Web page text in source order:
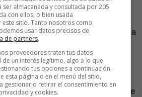
es una referencia razonable.
Mi grupo es bueno.
personas (no el contexto) dan forma
a los resultados.
se deduce que todos nosotros
de conocimiento esencialmente
embargo, la idea contraintuitiva que
almacenada y consultada por 205
con ellos, o bien usada
sitio. Tanto nosotros como
usar datos precisos de
de partners.
proveedores traten tus datos
un interés legítimo, algo a lo que
tus opciones a continuación.
esta página o en el menú del sitio,
gestionar o retirar el consentimiento en
y cookies.